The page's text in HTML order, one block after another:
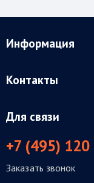
Информация
Контакты
Для связи
+7 (495)
Заказать звонок